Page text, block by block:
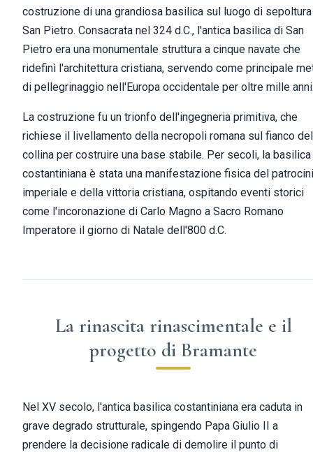
costruzione di una grandiosa basilica sul luogo di
San Pietro. Consacrata nel 324 d.C., l'antica basilica di San
Pietro era una monumentale struttura a cinque navate che
ridefinì l'architettura cristiana, servendo come principale
di pellegrinaggio nell'Europa occidentale per oltre mille
La costruzione fu un trionfo dell'ingegneria primitiva, che
richiese il livellamento della necropoli romana sul fianco
collina per costruire una base stabile. Per secoli, la basilica
costantiniana è stata una manifestazione fisica del
imperiale e della vittoria cristiana, ospitando eventi storici
come l'incoronazione di Carlo Magno a Sacro Romano
Imperatore il giorno di Natale dell'800 d.C.
La rinascita rinascimentale e il
progetto di Bramante
Nel XV secolo, l'antica basilica costantiniana era caduta in
grave degrado strutturale, spingendo Papa Giulio II a
prendere la decisione radicale di demolire il punto di